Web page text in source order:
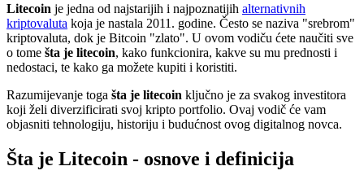
Litecoin je jedna od najstarijih i najpoznatijih alternativnih
kriptovaluta koja je nastala 2011. godine. Često se naziva "srebrom"
kriptovaluta, dok je Bitcoin "zlato". U ovom vodiču ćete naučiti sve
o tome šta je litecoin, kako funkcionira, kakve su mu prednosti i
nedostaci, te kako ga možete kupiti i koristiti.
Razumijevanje toga šta je litecoin ključno je za svakog investitora
koji želi diverzificirati svoj kripto portfolio. Ovaj vodič će vam
objasniti tehnologiju, historiju i budućnost ovog digitalnog novca.
Šta je Litecoin - osnove i definicija